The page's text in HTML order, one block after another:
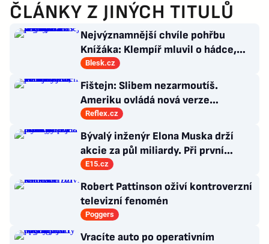
ČLÁNKY Z JINÝCH TITULŮ
Nejvýznamnější chvíle pohřbu
Knížáka: Klempíř mluvil o hádce,
Klaus vzýval rebelství a přišla i Sára
Saudková
Blesk.cz
Fištejn: Slibem nezarmoutíš.
Ameriku ovládá nová verze
komunismu, která chce měnit
zajeté pořádky
Reflex.cz
Bývalý inženýr Elona Muska drží
akcie za půl miliardy. Při první
příležitosti je pošle do světa
E15.cz
Robert Pattinson oživí kontroverzní
televizní fenomén
Poggers
Vracíte auto po operativním